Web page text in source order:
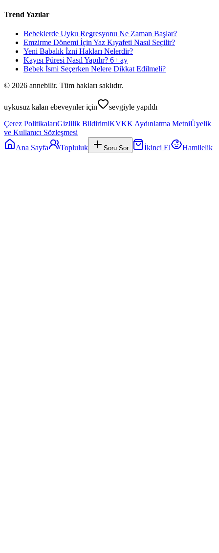
Trend Yazılar
Bebeklerde Uyku Regresyonu Ne Zaman Başlar?
Emzirme Dönemi İçin Yaz Kıyafeti Nasıl Seçilir?
Yeni Babalık İzni Hakları Nelerdir?
Kayısı Püresi Nasıl Yapılır? 6+ ay
Bebek İsmi Seçerken Nelere Dikkat Edilmeli?
© 2026 annebilir. Tüm hakları saklıdır.
uykusuz kalan ebeveynler için
sevgiyle yapıldı
Çerez PolitikalarıGizlilik BildirimiKVKK Aydınlatma MetniÜyelik
ve Kullanıcı Sözleşmesi
Ana Sayfa
Topluluk Soru Sor İkinci El Hamilelik